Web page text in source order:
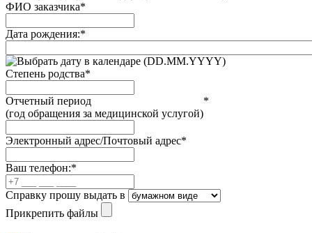
ФИО заказчика*
Дата рождения:*
(DD.MM.YYYY)
Степень родства*
Отчетный период
(год обращения за медицинской услугой)
*
Электронный адрес/Почтовый адрес*
Ваш телефон:*
Справку прошу выдать в
Прикрепить файлы